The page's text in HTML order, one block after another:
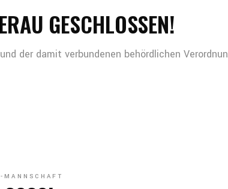
GESCHLOSSEN!
der damit verbundenen behördlichen
MANNSCHAFT